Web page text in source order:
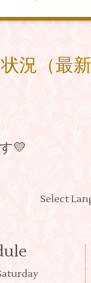
況（最
💛
Select